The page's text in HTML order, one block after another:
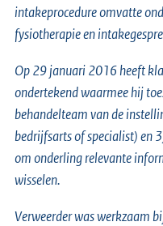
intakeprocedure omvatte
fysiotherapie en
Op 29 januari 2016 heeft
ondertekend waarmee hij
behandelteam van de
bedrijfsarts of specialist) en
om onderling relevante
wisselen.
Verweerder was werkzaam